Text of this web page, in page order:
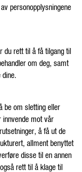
personopplysningene
du rett til å få tilgang til
om deg, samt
dine.
be om sletting eller
innvende mot vår
å få ut de
allment benyttet
disse til en annen
rett til å klage til